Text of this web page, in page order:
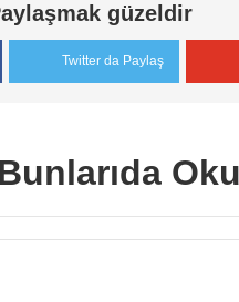
güzeldir
Twitter da Paylaş